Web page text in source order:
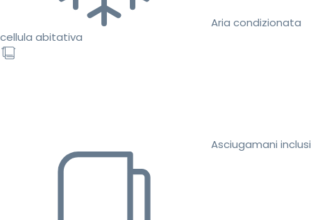
Aria condizionata
cellula abitativa
Asciugamani inclusi